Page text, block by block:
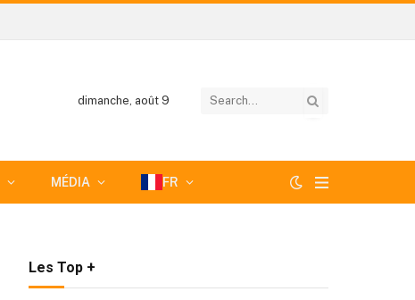
dimanche, août 9
MÉDIA FR
Les Top +